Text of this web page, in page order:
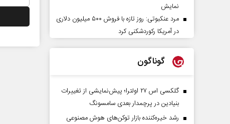
نمایش
مرد عنکبوتی: روز تازه با فروش ۵۰۰ میلیون دلاری
در آمریکا رکوردشکنی کرد
گوناگون
گلکسی اس ۲۷ اولترا؛ پیش‌نمایشی از تغییرات
بنیادین در پرچمدار بعدی سامسونگ
رشد خیره‌کننده بازار توکن‌های هوش مصنوعی